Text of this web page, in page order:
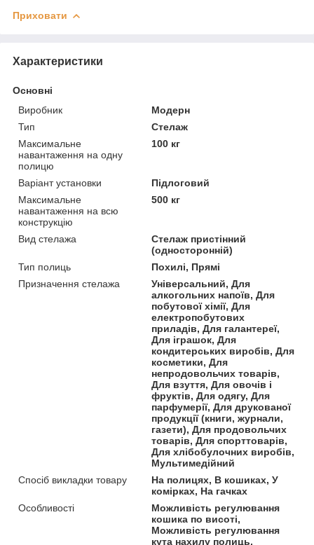
Приховати
Характеристики
Основні
Виробник
Модерн
Тип
Стелаж
Максимальне
навантаження на одну
полицю
100 кг
Варіант установки
Підлоговий
Максимальне
навантаження на всю
конструкцію
500 кг
Вид стелажа
Стелаж пристінний
(односторонній)
Тип полиць
Похилі, Прямі
Призначення стелажа
Універсальний, Для
алкогольних напоїв, Для
побутової хімії, Для
електропобутових
приладів, Для галантереї,
Для іграшок, Для
кондитерських виробів, Для
косметики, Для
непродовольчих товарів,
Для взуття, Для овочів і
фруктів, Для одягу, Для
парфумерії, Для друкованої
продукції (книги, журнали,
газети), Для продовольчих
товарів, Для спорттоварів,
Для хлібобулочних виробів,
Мультимедійний
Спосіб викладки товару
На полицях, В кошиках, У
комірках, На гачках
Особливості
Можливість регулювання
кошика по висоті,
Можливість регулювання
кута нахилу полиць,